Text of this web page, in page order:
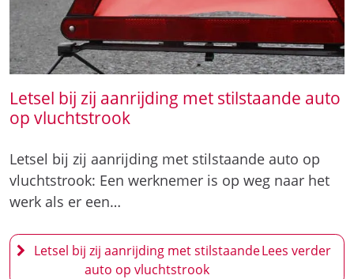
Letsel bij zij aanrijding met stilstaande auto
op vluchtstrook
Letsel bij zij aanrijding met stilstaande auto op
vluchtstrook: Een werknemer is op weg naar het
werk als er een…
Letsel bij zij aanrijding met stilstaande
auto op vluchtstrook